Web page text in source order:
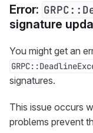
Error:
signature
You might get an
signatures.
This issue occurs
problems prevent